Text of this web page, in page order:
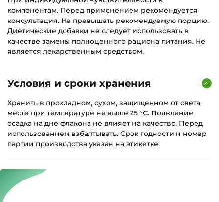
компонентам. Перед применением рекомендуется
консультация. Не превышать рекомендуемую порцию.
Диетические добавки не следует использовать в
качестве замены полноценного рациона питания. Не
является лекарственным средством.
Условия и сроки хранения
Хранить в прохладном, сухом, защищенном от света
месте при температуре не выше 25 °С. Появление
осадка на дне флакона не влияет на качество. Перед
использованием взбалтывать. Срок годности и номер
партии производства указан на этикетке.